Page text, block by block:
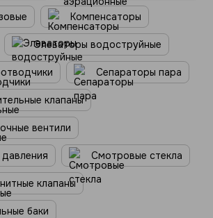
Компенсаторы
Элеваторы водоструйные
Сепараторы пара
клапаны
вентили
Смотровые стекла
клапаны
баки